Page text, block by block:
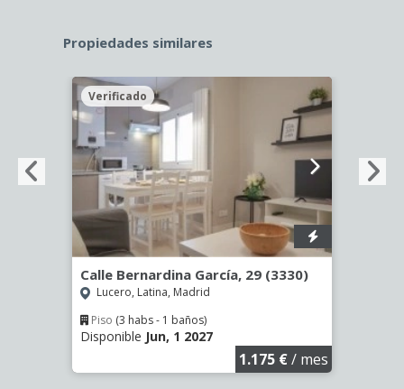
Propiedades similares
Verificado
Calle Bernardina García, 29 (3330)
Lucero, Latina, Madrid
Piso (3 habs - 1 baños)
Disponible Jun, 1 2027
1.175 €/ mes